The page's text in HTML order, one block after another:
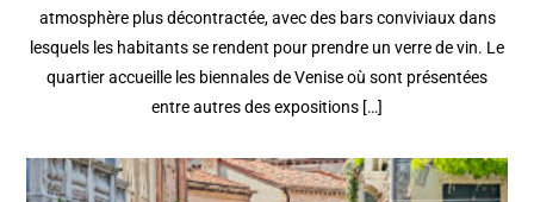
atmosphère plus décontractée, avec des bars conviviaux dans
lesquels les habitants se rendent pour prendre un verre de vin. Le
quartier accueille les biennales de Venise où sont présentées
entre autres des expositions […]